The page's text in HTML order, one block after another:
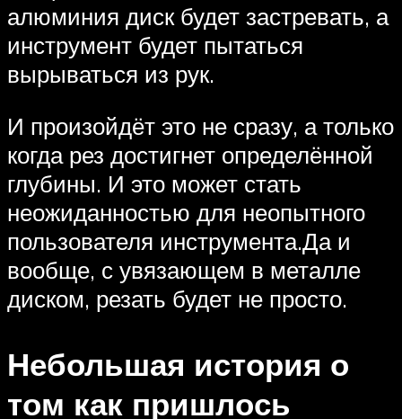
алюминия диск будет застревать, а
инструмент будет пытаться
вырываться из рук.
И произойдёт это не сразу, а только
когда рез достигнет определённой
глубины. И это может стать
неожиданностью для неопытного
пользователя инструмента.Да и
вообще, с увязающем в металле
диском, резать будет не просто.
Небольшая история о
том как пришлось